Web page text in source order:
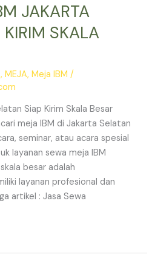
JAKARTA
SKALA
,MEJA,Meja IBM /
Siap Kirim Skala Besar
meja IBM di Jakarta Selatan
seminar, atau acara spesial
layanan sewa meja IBM
besar adalah
layanan profesional dan
artikel : Jasa Sewa